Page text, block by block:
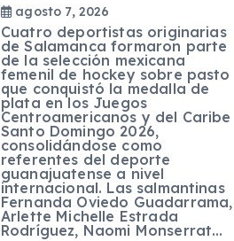
agosto 7, 2026
Cuatro deportistas originarias
de Salamanca formaron parte
de la selección mexicana
femenil de hockey sobre pasto
que conquistó la medalla de
plata en los Juegos
Centroamericanos y del Caribe
Santo Domingo 2026,
consolidándose como
referentes del deporte
guanajuatense a nivel
internacional. Las salmantinas
Fernanda Oviedo Guadarrama,
Arlette Michelle Estrada
Rodríguez, Naomi Monserrat…